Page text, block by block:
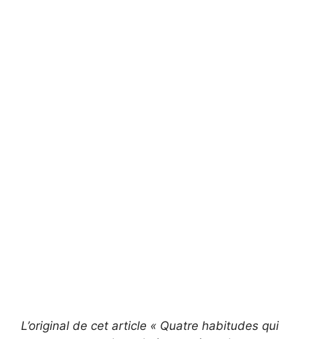
L’original de cet article « Quatre habitudes qui